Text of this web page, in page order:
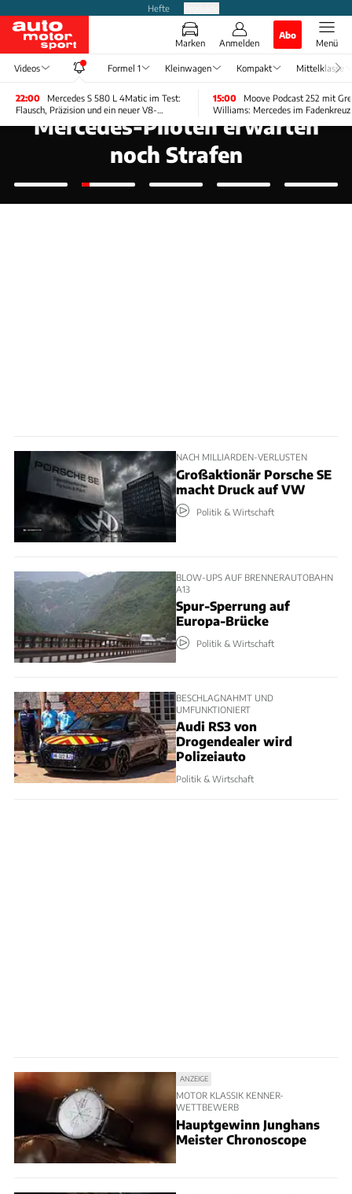
Hefte
Marken Anmelden
Abo
Menü
Videos Formel 1 Kleinwagen Kompakt Mittelklasse
22:00
Mercedes S 580 L 4Matic im Test:
Flausch, Präzision und ein neuer V8-
15:00
Moove Podcast 252 mit
Williams: Mercedes im
DÄMPFER IM WM-KAMPF
Mercedes-Piloten erwarten
noch Strafen
NACH MILLIARDEN-VERLUSTEN
Großaktionär Porsche SE
macht Druck auf VW
Politik & Wirtschaft
BLOW-UPS AUF BRENNERAUTOBAHN
A13
Spur-Sperrung auf
Europa-Brücke
Politik & Wirtschaft
BESCHLAGNAHMT UND
UMFUNKTIONIERT
Audi RS3 von
Drogendealer wird
Polizeiauto
Politik & Wirtschaft
ANZEIGE
MOTOR KLASSIK KENNER-
WETTBEWERB
Hauptgewinn Junghans
Meister Chronoscope